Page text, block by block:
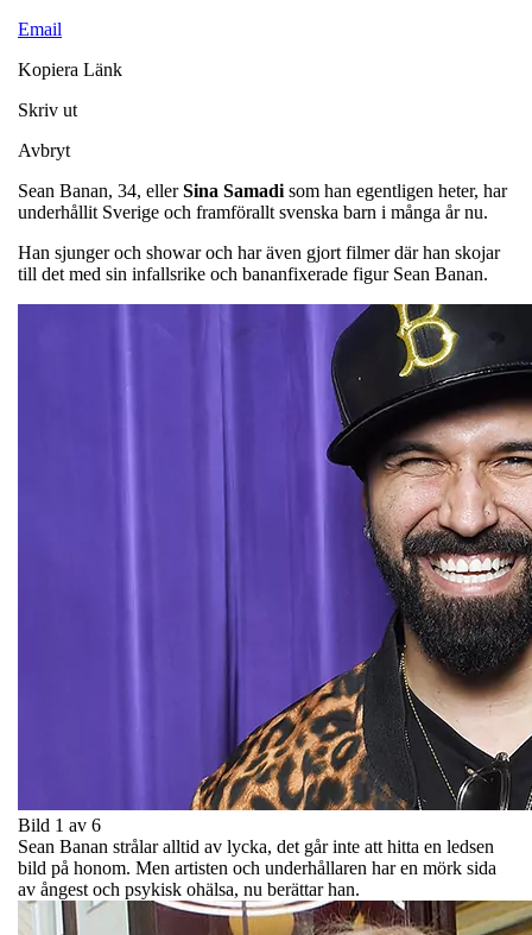
Email
Kopiera Länk
Skriv ut
Avbryt
Sean Banan, 34, ellerSina Samadi som han egentligen heter, har
underhållit Sverige och framförallt svenska barn i många år nu.
Han sjunger och showar och har även gjort filmer där han skojar
till det med sin infallsrike och bananfixerade figur Sean Banan.
Bild 1 av 6
Sean Banan strålar alltid av lycka, det går inte att hitta en ledsen
bild på honom. Men artisten och underhållaren har en mörk sida
av ångest och psykisk ohälsa, nu berättar han.